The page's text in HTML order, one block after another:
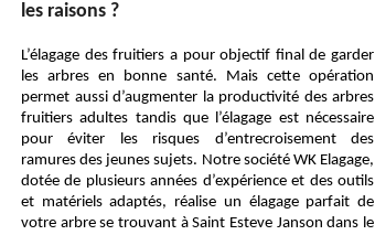
les raisons ?
L’élagage des fruitiers a pour objectif final de garder
les arbres en bonne santé. Mais cette opération
permet aussi d’augmenter la productivité des arbres
fruitiers adultes tandis que l’élagage est nécessaire
pour éviter les risques d’entrecroisement des
ramures des jeunes sujets. Notre société WK Elagage,
dotée de plusieurs années d’expérience et des outils
et matériels adaptés, réalise un élagage parfait de
votre arbre se trouvant à Saint Esteve Janson dans le